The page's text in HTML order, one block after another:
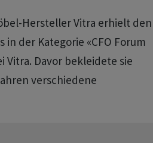
Hersteller Vitra erhielt den
der Kategorie «CFO Forum
Vitra. Davor bekleidete sie
verschiedene